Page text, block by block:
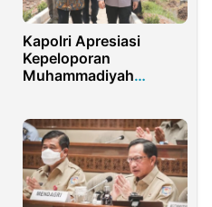
Kapolri Apresiasi
Kepeloporan
Muhammadiyah